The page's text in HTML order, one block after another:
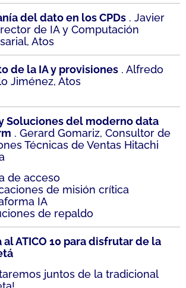
del dato en los CPDs . Javier
de IA y Computación
Atos
de la IA y provisiones . Alfredo
Jiménez, Atos
Soluciones del moderno data
. Gerard Gomariz, Consultor de
Técnicas de Ventas Hitachi
de acceso
de misión crítica
IA
de repaldo
al ATICO 10 para disfrutar de la
juntos de la tradicional